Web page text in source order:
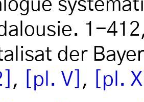
1-
der
, [pl. V] , [pl.